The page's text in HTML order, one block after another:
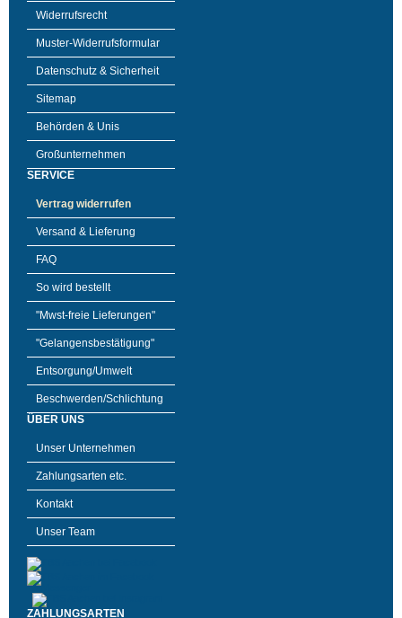
Widerrufsrecht
Muster-Widerrufsformular
Datenschutz & Sicherheit
Sitemap
Behörden & Unis
Großunternehmen
SERVICE
Vertrag widerrufen
Versand & Lieferung
FAQ
So wird bestellt
"Mwst-freie Lieferungen"
"Gelangensbestätigung"
Entsorgung/Umwelt
Beschwerden/Schlichtung
ÜBER UNS
Unser Unternehmen
Zahlungsarten etc.
Kontakt
Unser Team
ZAHLUNGSARTEN